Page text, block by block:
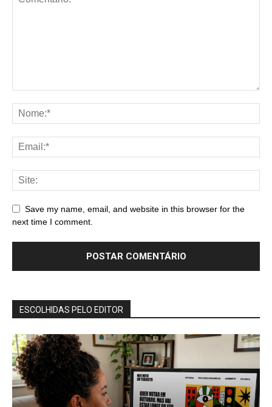
Save my name, email, and website in this browser for the
next time I comment.
ESCOLHIDAS PELO EDITOR